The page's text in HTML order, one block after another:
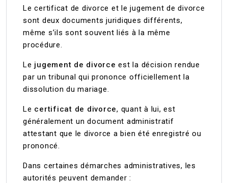
Le certificat de divorce et le jugement de divorce
sont deux documents juridiques différents,
même s’ils sont souvent liés à la même
procédure.
Le jugement de divorce est la décision rendue
par un tribunal qui prononce officiellement la
dissolution du mariage.
Le certificat de divorce, quant à lui, est
généralement un document administratif
attestant que le divorce a bien été enregistré ou
prononcé.
Dans certaines démarches administratives, les
autorités peuvent demander :